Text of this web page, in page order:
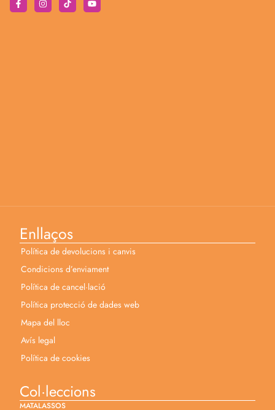
mueblesanabelyuste@gmail.com
Enllaços
Política de devolucions i canvis
Condicions d’enviament
Política de cancel·lació
Política protecció de dades web
Mapa del lloc
Política de cookies